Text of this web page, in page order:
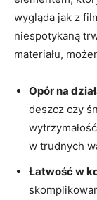
wygląda jak z
niespotykaną
materiału,
Opór na
deszcz czy
⁤w trudnych
Łatwość w